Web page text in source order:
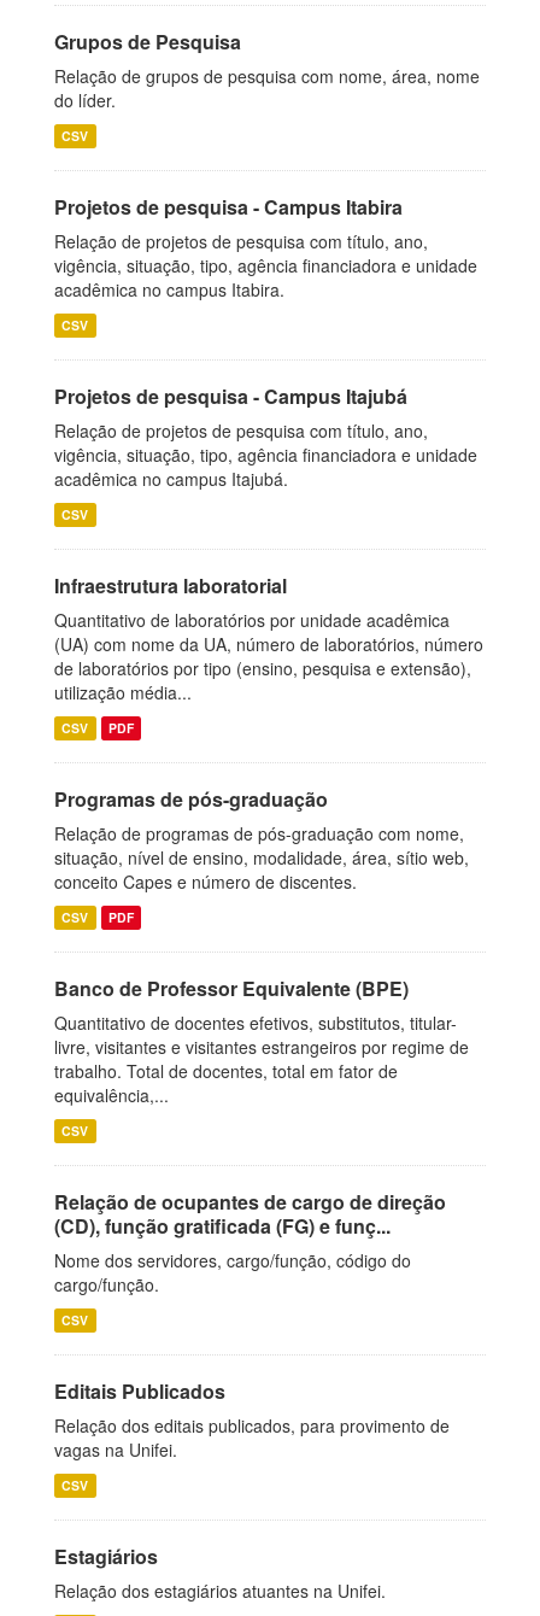
Grupos de Pesquisa
Relação de grupos de pesquisa com nome, área, nome
do líder.
CSV
Projetos de pesquisa - Campus Itabira
Relação de projetos de pesquisa com título, ano,
vigência, situação, tipo, agência financiadora e unidade
acadêmica no campus Itabira.
CSV
Projetos de pesquisa - Campus Itajubá
Relação de projetos de pesquisa com título, ano,
vigência, situação, tipo, agência financiadora e unidade
acadêmica no campus Itajubá.
CSV
Infraestrutura laboratorial
Quantitativo de laboratórios por unidade acadêmica
(UA) com nome da UA, número de laboratórios, número
de laboratórios por tipo (ensino, pesquisa e extensão),
utilização média...
CSV PDF
Programas de pós-graduação
Relação de programas de pós-graduação com nome,
situação, nível de ensino, modalidade, área, sítio web,
conceito Capes e número de discentes.
CSV PDF
Banco de Professor Equivalente (BPE)
Quantitativo de docentes efetivos, substitutos, titular-
livre, visitantes e visitantes estrangeiros por regime de
trabalho. Total de docentes, total em fator de
equivalência,...
CSV
Relação de ocupantes de cargo de direção
(CD), função gratificada (FG) e funç...
Nome dos servidores, cargo/função, código do
cargo/função.
CSV
Editais Publicados
Relação dos editais publicados, para provimento de
vagas na Unifei.
CSV
Estagiários
Relação dos estagiários atuantes na Unifei.